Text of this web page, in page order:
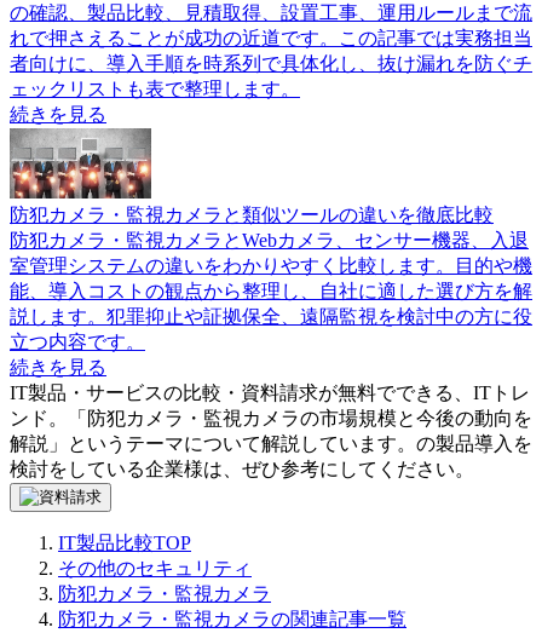
の確認、製品比較、見積取得、設置工事、運用ルールまで流
れで押さえることが成功の近道です。この記事では実務担当
者向けに、導入手順を時系列で具体化し、抜け漏れを防ぐチ
ェックリストも表で整理します。
続きを見る
防犯カメラ・監視カメラと類似ツールの違いを徹底比較
防犯カメラ・監視カメラとWebカメラ、センサー機器、入退
室管理システムの違いをわかりやすく比較します。目的や機
能、導入コストの観点から整理し、自社に適した選び方を解
説します。犯罪抑止や証拠保全、遠隔監視を検討中の方に役
立つ内容です。
続きを見る
IT製品・サービスの比較・資料請求が無料でできる、ITトレ
ンド。「 防犯カメラ・監視カメラの市場規模と今後の動向を
解説 」というテーマについて解説しています。 の製品導入を
検討をしている企業様は、ぜひ参考にしてください。
IT製品比較TOP
その他のセキュリティ
防犯カメラ・監視カメラ
防犯カメラ・監視カメラの関連記事一覧